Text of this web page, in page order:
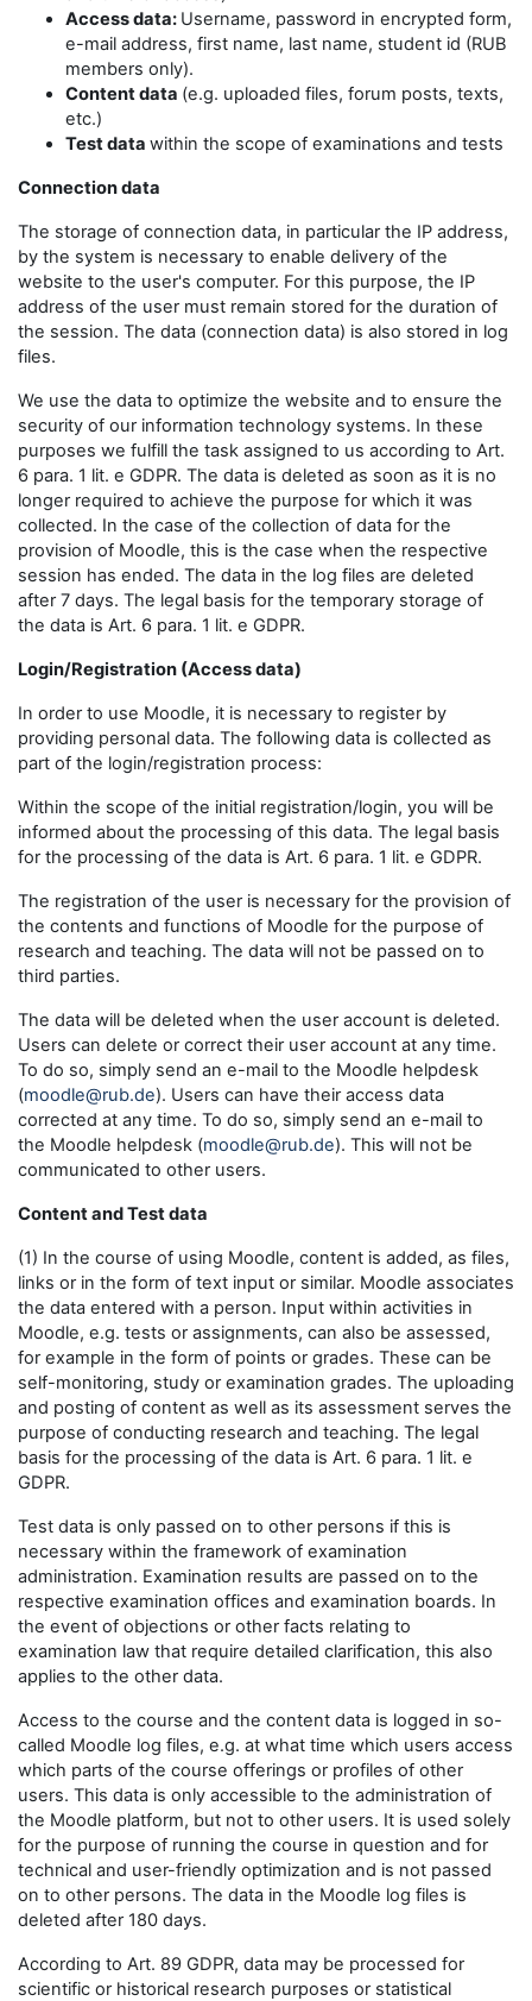
Access data: Username, password in encrypted form,
e-mail address, first name, last name, student id (RUB
members only).
Content data (e.g. uploaded files, forum posts, texts,
etc.)
Test data within the scope of examinations and tests
Connection data
The storage of connection data, in particular the IP address,
by the system is necessary to enable delivery of the
website to the user's computer. For this purpose, the IP
address of the user must remain stored for the duration of
the session. The data (connection data) is also stored in log
files.
We use the data to optimize the website and to ensure the
security of our information technology systems. In these
purposes we fulfill the task assigned to us according to Art.
6 para. 1 lit. e GDPR. The data is deleted as soon as it is no
longer required to achieve the purpose for which it was
collected. In the case of the collection of data for the
provision of Moodle, this is the case when the respective
session has ended. The data in the log files are deleted
after 7 days. The legal basis for the temporary storage of
the data is Art. 6 para. 1 lit. e GDPR.
Login/Registration (Access data)
In order to use Moodle, it is necessary to register by
providing personal data. The following data is collected as
part of the login/registration process:
Within the scope of the initial registration/login, you will be
informed about the processing of this data. The legal basis
for the processing of the data is Art. 6 para. 1 lit. e GDPR.
The registration of the user is necessary for the provision of
the contents and functions of Moodle for the purpose of
research and teaching. The data will not be passed on to
third parties.
The data will be deleted when the user account is deleted.
Users can delete or correct their user account at any time.
To do so, simply send an e-mail to the Moodle helpdesk
(moodle@rub.de). Users can have their access data
corrected at any time. To do so, simply send an e-mail to
the Moodle helpdesk (moodle@rub.de). This will not be
communicated to other users.
Content and Test data
(1) In the course of using Moodle, content is added, as files,
links or in the form of text input or similar. Moodle associates
the data entered with a person. Input within activities in
Moodle, e.g. tests or assignments, can also be assessed,
for example in the form of points or grades. These can be
self-monitoring, study or examination grades. The uploading
and posting of content as well as its assessment serves the
purpose of conducting research and teaching. The legal
basis for the processing of the data is Art. 6 para. 1 lit. e
GDPR.
Test data is only passed on to other persons if this is
necessary within the framework of examination
administration. Examination results are passed on to the
respective examination offices and examination boards. In
the event of objections or other facts relating to
examination law that require detailed clarification, this also
applies to the other data.
Access to the course and the content data is logged in so-
called Moodle log files, e.g. at what time which users access
which parts of the course offerings or profiles of other
users. This data is only accessible to the administration of
the Moodle platform, but not to other users. It is used solely
for the purpose of running the course in question and for
technical and user-friendly optimization and is not passed
on to other persons. The data in the Moodle log files is
deleted after 180 days.
According to Art. 89 GDPR, data may be processed for
scientific or historical research purposes or statistical